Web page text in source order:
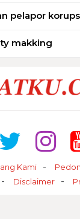
pelapor
makking
Kami
Disclaimer